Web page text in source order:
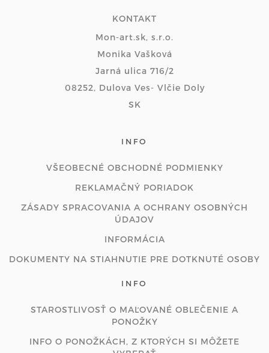
KONTAKT
Mon-art.sk, s.r.o.
Monika Vašková
Jarná ulica 716/2
08252, Dulova Ves- Vlčie Doly
SK
INFO
VŠEOBECNÉ OBCHODNÉ PODMIENKY
REKLAMAČNÝ PORIADOK
ZÁSADY SPRACOVANIA A OCHRANY OSOBNÝCH
ÚDAJOV
INFORMÁCIA
DOKUMENTY NA STIAHNUTIE PRE DOTKNUTÉ OSOBY
INFO
STAROSTLIVOSŤ O MAĽOVANÉ OBLEČENIE A
PONOŽKY
INFO O PONOŽKÁCH, Z KTORÝCH SI MÔŽETE